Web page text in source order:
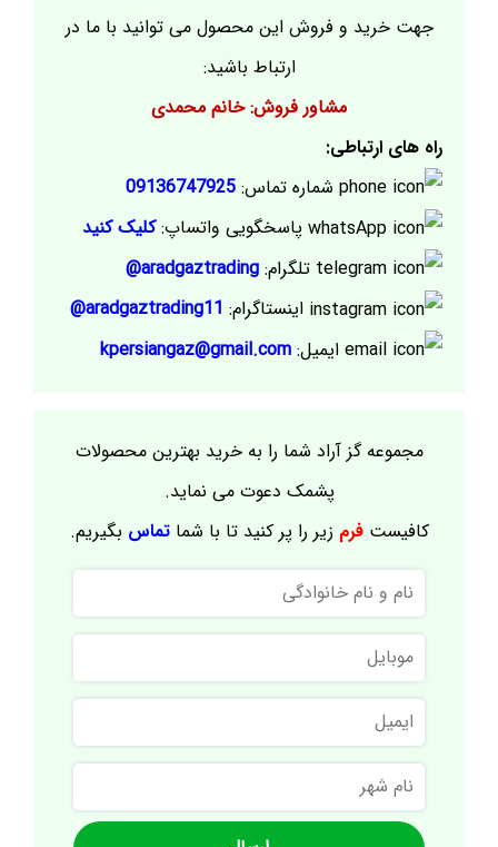
جهت خرید و فروش این محصول می توانید با ما در
ارتباط باشید:
مشاور فروش: خانم محمدی
راه های ارتباطی:
شماره تماس: 09136747925
پاسخگویی واتساپ:کلیک کنید
تلگرام: aradgaztrading@
اینستاگرام: aradgaztrading11@
ایمیل: kpersiangaz@gmail.com
مجموعه گز آراد شما را به خرید بهترین محصولات
پشمک دعوت می نماید.
کافیستفرم زیر را پر کنید تا با شماتماس بگیریم.
نام
و
نام
خانوادگی
موبایل
ایمیل
نام
شهر